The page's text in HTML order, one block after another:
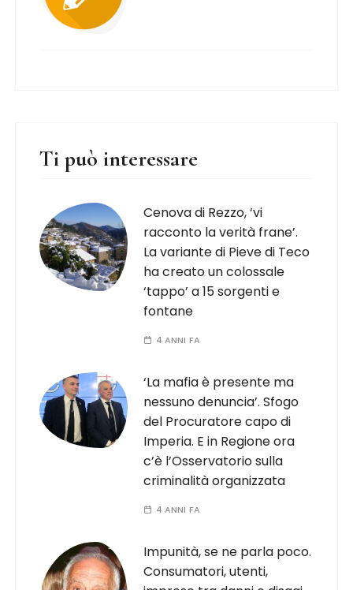
Ti può interessare
Cenova di Rezzo, ‘vi
racconto la verità frane’.
La variante di Pieve di Teco
ha creato un colossale
‘tappo’ a 15 sorgenti e
fontane
4 ANNI FA
‘La mafia è presente ma
nessuno denuncia’. Sfogo
del Procuratore capo di
Imperia. E in Regione ora
c’è l’Osservatorio sulla
criminalità organizzata
4 ANNI FA
Impunità, se ne parla poco.
Consumatori, utenti,